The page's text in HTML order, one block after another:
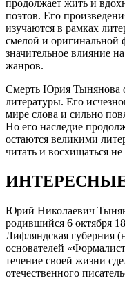
продолжает жить и
поэтов. Его
изучаются в рамках
смелой и оригинальной
значительное влияние
жанров.
Смерть Юрия Тынянова
литературы. Его
мире слова и сильно
Но его наследие
остаются великими
читать и восхищаться
Юрий Николаевич
родившийся 6 октября
Лифляндская губерния
основателей
течение своей жизни
отечественного